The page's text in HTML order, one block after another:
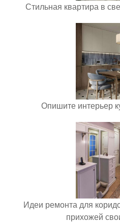
Стильная квартира в
Опишите интерьер
Идеи ремонта для
прихожей